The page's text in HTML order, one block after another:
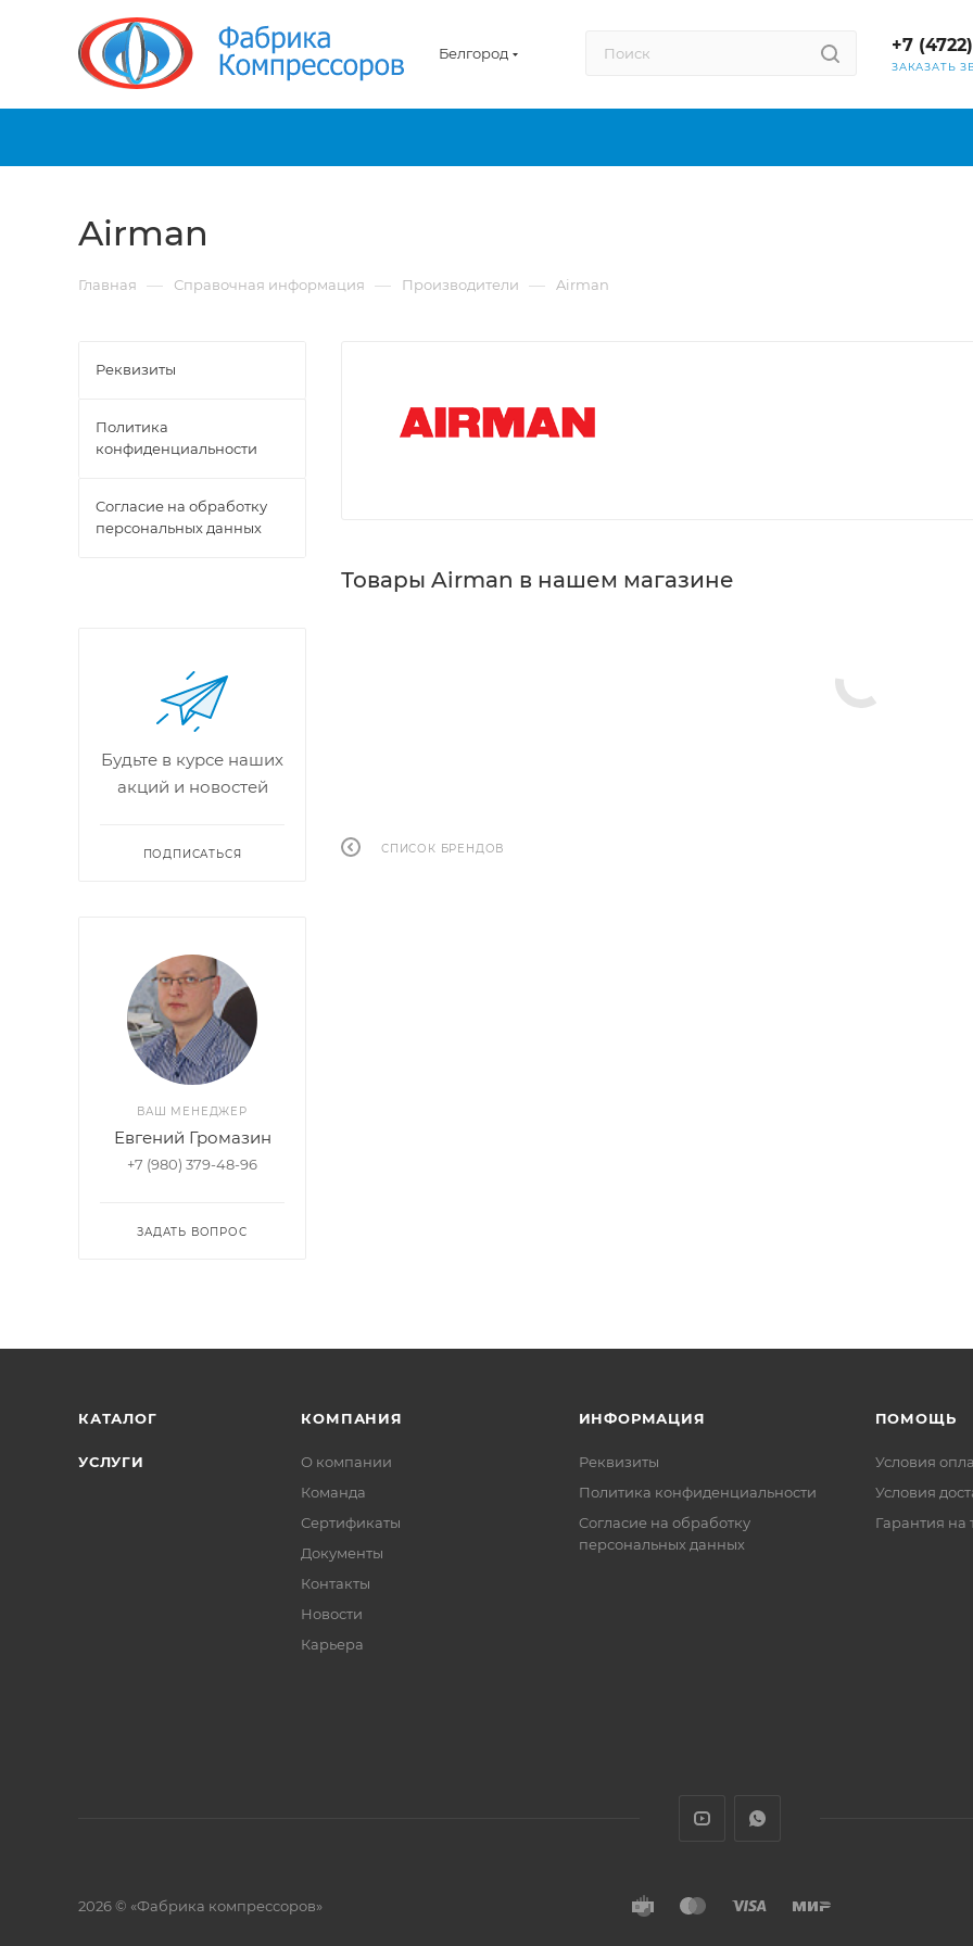
Белгород +7
ЗАКАЗАТЬ
Airman
Главная — Справочная информация — Производители — Airman
Товары Airman в нашем магазине
СПИСОК БРЕНДОВ
Реквизиты
Политика
конфиденциальности
Cогласие на обработку
персональных данных
Будьте в курсе наших
акций и новостей
ПОДПИСАТЬСЯ
ВАШ МЕНЕДЖЕР
Евгений Громазин
+7 (980) 379-48-96
ЗАДАТЬ ВОПРОС
КАТАЛОГ
УСЛУГИ
КОМПАНИЯ
О компании
Команда
Сертификаты
Документы
Контакты
Новости
Карьера
ИНФОРМАЦИЯ
Реквизиты
Политика конфиденциальности
Cогласие на обработку
персональных данных
ПОМОЩЬ
Условия
Условия
Гарантия на
2026 © «Фабрика компрессоров»